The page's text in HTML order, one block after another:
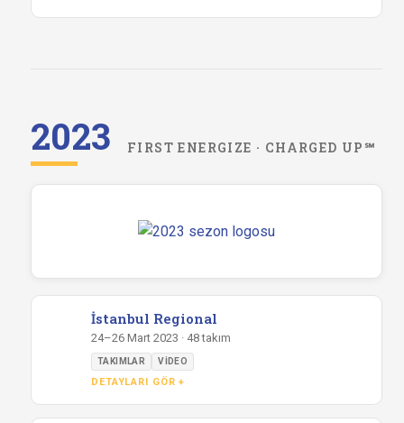
2023 FIRST ENERGIZE · CHARGED UP℠
İstanbul Regional
24–26 Mart 2023 · 48 takım
TAKIMLAR VIDEO
DETAYLARI GÖR +